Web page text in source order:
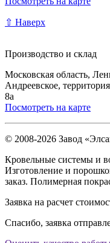
⇧ Наверх
Производство и склад
Московская область,
Андреевское,
8а
Посмотреть на карте
© 2008-2026 Завод
Кровельные системы и
Изготовление и
заказ. Полимерная
Заявка на расчет
Спасибо, заявка